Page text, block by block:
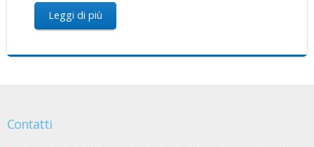
Leggi di più
Contatti